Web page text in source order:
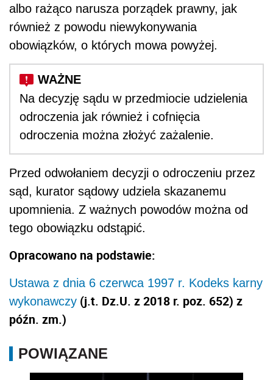
albo rażąco narusza porządek prawny, jak
również z powodu niewykonywania
obowiązków, o których mowa powyżej.
Na decyzję sądu w przedmiocie udzielenia
odroczenia jak również i cofnięcia
odroczenia można złożyć zażalenie.
Przed odwołaniem decyzji o odroczeniu przez
sąd, kurator sądowy udziela skazanemu
upomnienia. Z ważnych powodów można od
tego obowiązku odstąpić.
Opracowano na podstawie:
Ustawa z dnia 6 czerwca 1997 r. Kodeks karny
wykonawczy (j.t. Dz.U. z 2018 r. poz. 652) z
późn. zm.)
POWIĄZANE